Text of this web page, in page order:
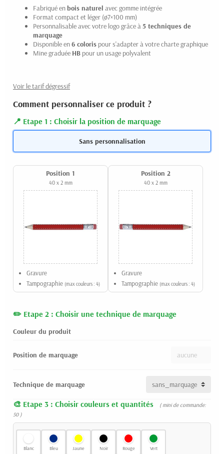
Fabriqué enbois naturel avec gomme intégrée
Format compact et léger (ø7×100 mm)
Personnalisable avec votre logo grâce à 5 techniques de
marquage
Disponible en6 coloris pour s'adapter à votre charte graphique
Mine graduée HB pour un usage polyvalent
Voir le tarif dégressif
Comment personnaliser ce produit ?
Etape 1 : Choisir la position de marquage
Sans personnalisation
Position 1
40 x 2 mm
Gravure
Tampographie (max couleurs : 4)
Position 2
40 x 2 mm
Gravure
Tampographie (max couleurs : 4)
Etape 2 : Choisir une technique de marquage
Couleur du produit
Position de marquage
Technique de marquage
Etape 3 : Choisir couleurs et quantités
( mini de commande:
50 )
Blanc Bleu Jaune Noir Rouge Vert